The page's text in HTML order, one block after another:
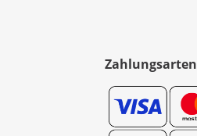
Zahlungsarten